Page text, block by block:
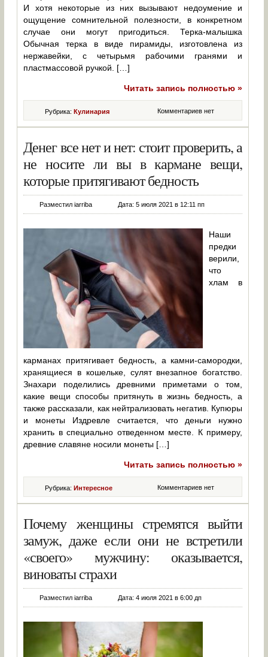
И хотя некоторые из них вызывают недоумение и
ощущение сомнительной полезности, в конкретном
случае они могут пригодиться. Терка-малышка
Обычная терка в виде пирамиды, изготовлена из
нержавейки, с четырьмя рабочими гранями и
пластмассовой ручкой. […]
Читать запись полностью »
Комментариев нет
Рубрика:Кулинария
Денег все нет и нет: стоит проверить, а
не носите ли вы в кармане вещи,
которые притягивают бедность
Разместил iarriba Дата: 5 июля 2021 в 12:11 пп
Наши
предки
верили,
что
хлам в
карманах притягивает бедность, а камни-самородки,
хранящиеся в кошельке, сулят внезапное богатство.
Знахари поделились древними приметами о том,
какие вещи способы притянуть в жизнь бедность, а
также рассказали, как нейтрализовать негатив. Купюры
и монеты Издревле считается, что деньги нужно
хранить в специально отведенном месте. К примеру,
древние славяне носили монеты […]
Читать запись полностью »
Комментариев нет
Рубрика:Интересное
Почему женщины стремятся выйти
замуж, даже если они не встретили
«своего» мужчину: оказывается,
виноваты страхи
Разместил iarriba Дата: 4 июля 2021 в 6:00 дп